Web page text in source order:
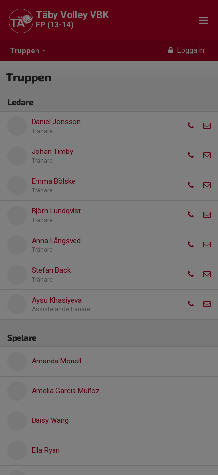
Truppen Logga in
Täby Volley VBK
FP (13-14)
Truppen
Ledare
Daniel Jonsson
Tränare
Johan Timby
Tränare
Emma Bölske
Tränare
Björn Lundqvist
Tränare
Anna Långsved
Tränare
Stefan Back
Tränare
Aysu Khasiyeva
Assisterande tränare
Spelare
Amanda Monell
Amelia Garcia Muñoz
Daisy Wang
Ella Ryan